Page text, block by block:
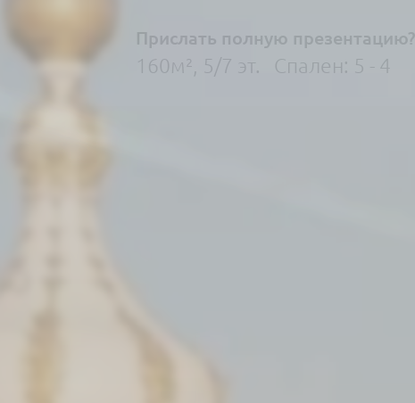
Прислать полную презентацию?